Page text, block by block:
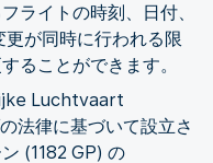
ライトの時刻、日付、
更が同時に行われる限
ることができます。
Luchtvaart
法律に基づいて設立さ
(1182 GP) の